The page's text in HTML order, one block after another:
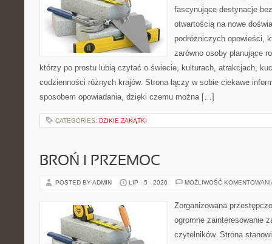
fascynujące destynacje
otwartością na nowe
podróżniczych opowieści,
zarówno osoby planujące
którzy po prostu lubią czytać o świecie, kulturach, atrakcjach,
codzienności różnych krajów. Strona łączy w sobie ciekawe
sposobem opowiadania, dzięki czemu można […]
CATEGORIES: DZIKIE ZAKĄTKI
BROŃ I PRZEMOC
POSTED BY ADMIN LIP - 5 - 2026 MOŻLIWOŚĆ
Zorganizowana
ogromne zainteresowanie
czytelników. Strona